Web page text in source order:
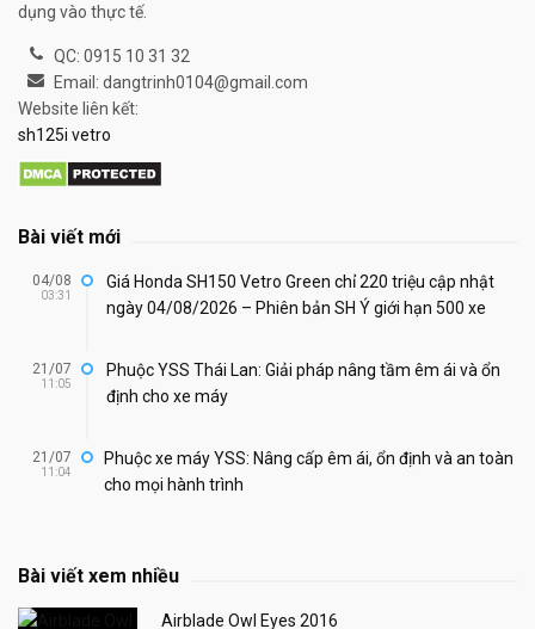
dụng vào thực tế.
QC: 0915 10 31 32
Email: dangtrinh0104@gmail.com
Website liên kết:
sh125i vetro
Bài viết mới
04/08
03:31
Giá Honda SH150 Vetro Green chỉ 220 triệu cập nhật
ngày 04/08/2026 – Phiên bản SH Ý giới hạn 500 xe
21/07
11:05
Phuộc YSS Thái Lan: Giải pháp nâng tầm êm ái và ổn
định cho xe máy
21/07
11:04
Phuộc xe máy YSS: Nâng cấp êm ái, ổn định và an toàn
cho mọi hành trình
Bài viết xem nhiều
Airblade Owl Eyes 2016